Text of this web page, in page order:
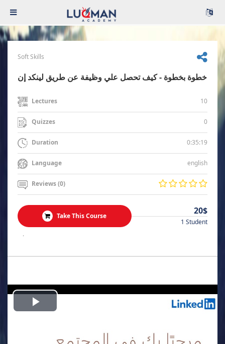
Soft Skills
خطوة بخطوة - كيف تحصل علي وظيفة عن طريق لينكد إن
Lectures 10
Quizzes 0
Duration 0:35:19
Language english
Reviews (0)
Take This Course 20$
1 Student
.
Play
Video